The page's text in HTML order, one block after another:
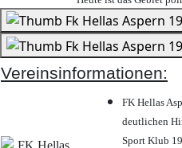
Vereinsinformationen:
FK Hellas
deutlichen
Sport Klub